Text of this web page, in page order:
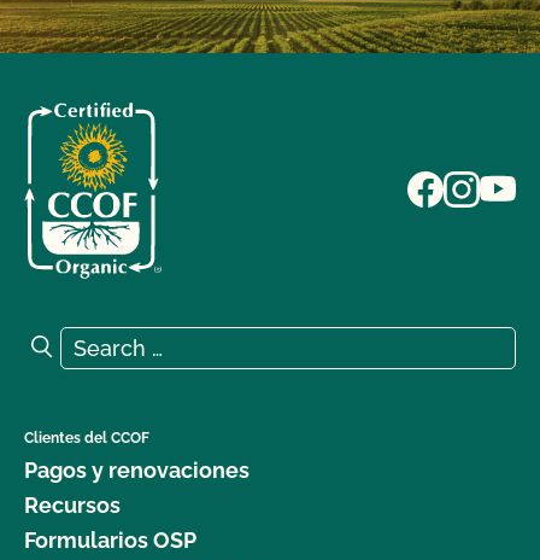
Search for:
Search
Clientes del CCOF
Pagos y renovaciones
Recursos
Formularios OSP